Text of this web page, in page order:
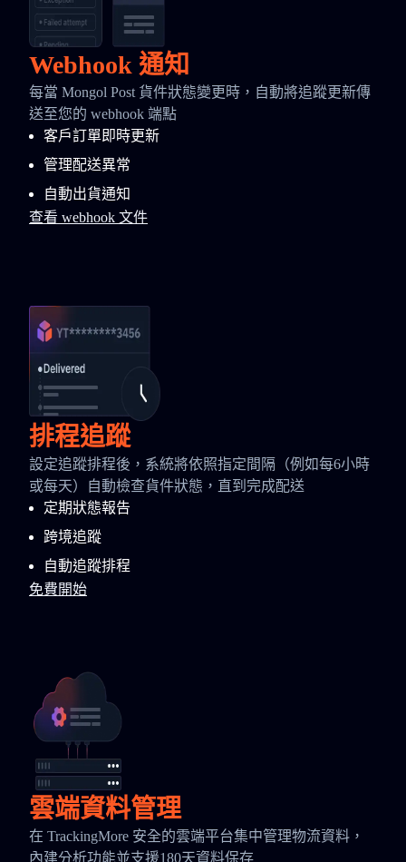
Webhook 通知
每當 Mongol Post 貨件狀態變更時，自動將追蹤更新傳
送至您的 webhook 端點
客戶訂單即時更新
管理配送異常
自動出貨通知
查看 webhook 文件
排程追蹤
設定追蹤排程後，系統將依照指定間隔（例如每6小時
或每天）自動檢查貨件狀態，直到完成配送
定期狀態報告
跨境追蹤
自動追蹤排程
免費開始
雲端資料管理
在 TrackingMore 安全的雲端平台集中管理物流資料，
內建分析功能並支援180天資料保存